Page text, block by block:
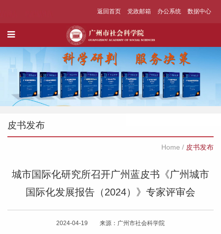
返回首页 党政邮箱 办公系统 数据中心
皮书发布
Home / 皮书发布
城市国际化研究所召开广州蓝皮书《广州城市
国际化发展报告（2024）》专家评审会
2024-04-19 来源：广州市社会科学院